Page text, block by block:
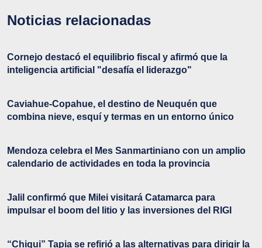
Noticias relacionadas
Cornejo destacó el equilibrio fiscal y afirmó que la
inteligencia artificial "desafía el liderazgo"
Caviahue-Copahue, el destino de Neuquén que
combina nieve, esquí y termas en un entorno único
Mendoza celebra el Mes Sanmartiniano con un amplio
calendario de actividades en toda la provincia
Jalil confirmó que Milei visitará Catamarca para
impulsar el boom del litio y las inversiones del RIGI
“Chiqui” Tapia se refirió a las alternativas para dirigir la